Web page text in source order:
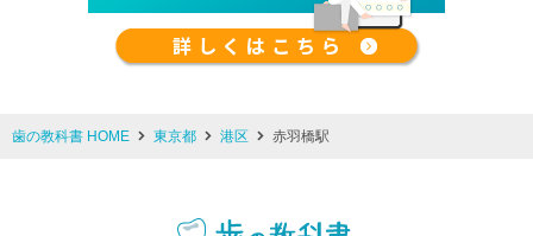
歯の教科書 HOME 東京都 港区 赤羽橋駅